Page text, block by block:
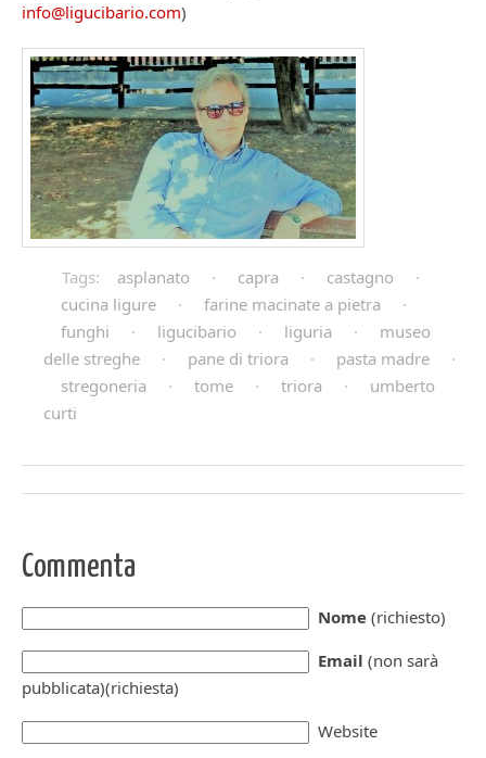
info@ligucibario.com)
Tags: asplanato · capra · castagno
·
cucina ligure
· farine macinate a pietra
·
funghi
· ligucibario · liguria ·
museo
delle streghe
· pane di triora · pasta madre
·
stregoneria
· tome · triora ·
umberto
curti
Commenta
Nome (richiesto)
Email (non sarà
pubblicata)(richiesta)
Website